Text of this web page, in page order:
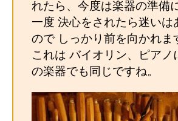
れたら、今度は楽器の準備
一度 決心をされたら迷いは
ので しっかり前を向かれま
これは バイオリン、ピアノ
の楽器でも同じですね。